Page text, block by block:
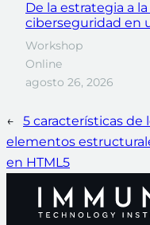
De la estrategia a
ciberseguridad en
Workshop
Online
agosto 26, 2026
←
5 características de
elementos
en HTML5